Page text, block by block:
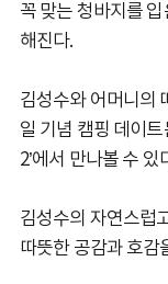
꼭 맞는 청바지를
해진다.
김성수와 어머니의
일 기념 캠핑 데이트
2’에서 만나볼 수 있
김성수의 자연스럽
따뜻한 공감과 호감